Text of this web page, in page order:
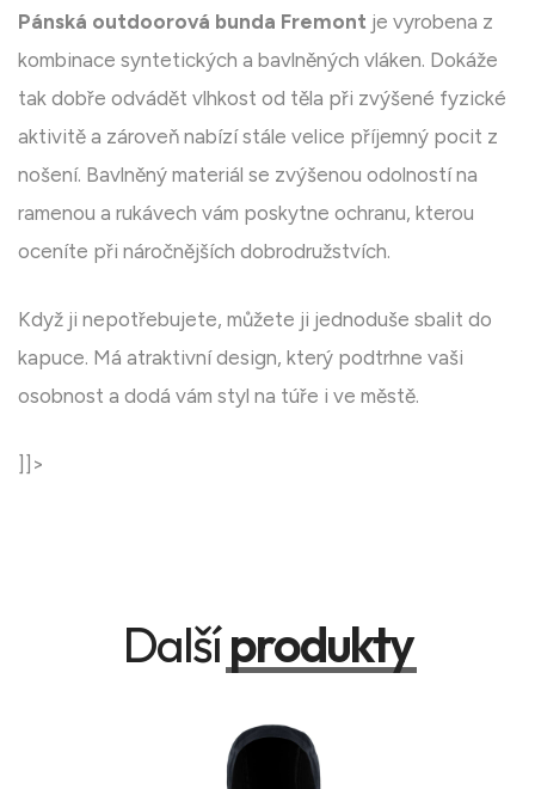
Pánská outdoorová bunda Fremont je vyrobena z
kombinace syntetických a bavlněných vláken. Dokáže
tak dobře odvádět vlhkost od těla při zvýšené fyzické
aktivitě a zároveň nabízí stále velice příjemný pocit z
nošení. Bavlněný materiál se zvýšenou odolností na
ramenou a rukávech vám poskytne ochranu, kterou
oceníte při náročnějších dobrodružstvích.
Když ji nepotřebujete, můžete ji jednoduše sbalit do
kapuce. Má atraktivní design, který podtrhne vaši
osobnost a dodá vám styl na túře i ve městě.
]]>
Dalšíprodukty